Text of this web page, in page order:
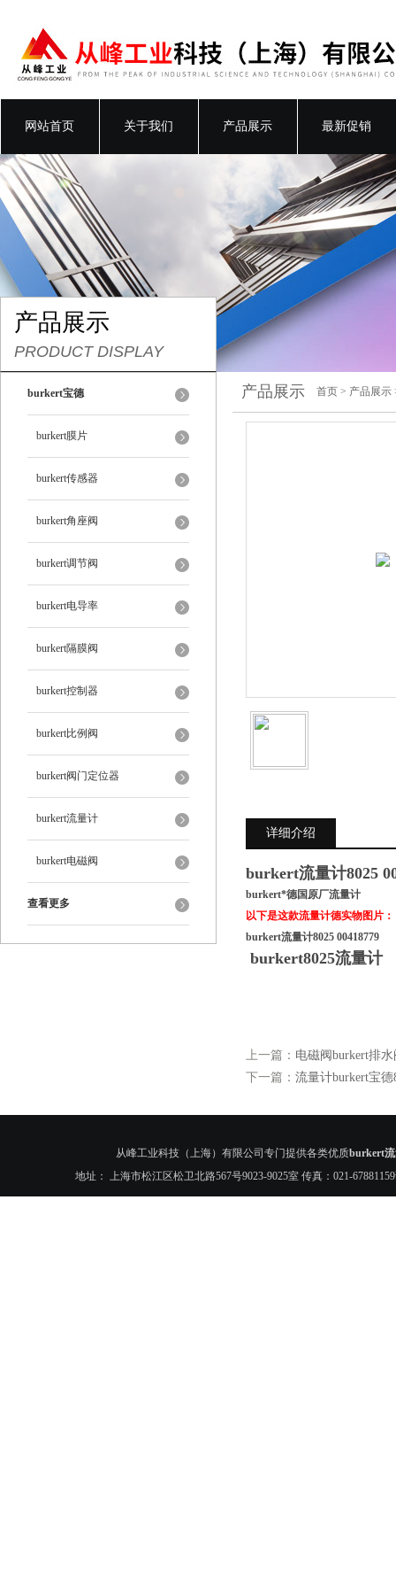
网站首页 关于我们 产品展示 最新促销
产品展示
PRODUCT DISPLAY
burkert宝德
burkert膜片
burkert传感器
burkert角座阀
burkert调节阀
burkert电导率
burkert隔膜阀
burkert控制器
burkert比例阀
burkert阀门定位器
burkert流量计
burkert电磁阀
查看更多
产品展示 首页 > 产品展示
详细介绍
burkert流量计8025
burkert*德国原厂流量计
以下是这款流量计德实物图片
burkert流量计8025 00418779​
burkert8025流量计
上一篇： 电磁阀burkert排
下一篇： 流量计burkert宝
从峰工业科技（上海）有限公司专门提供各类优质burkert流
地址： 上海市松江区松卫北路567号9023-9025室 传真：021-